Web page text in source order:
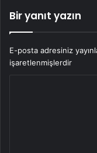
Bir yanıt yazın
E-posta adresiniz
işaretlenmişlerdir